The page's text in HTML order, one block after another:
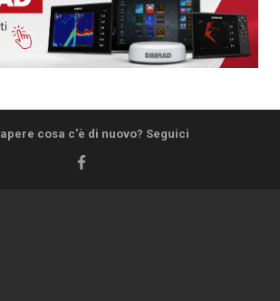
cosa c'è di nuovo? Seguici